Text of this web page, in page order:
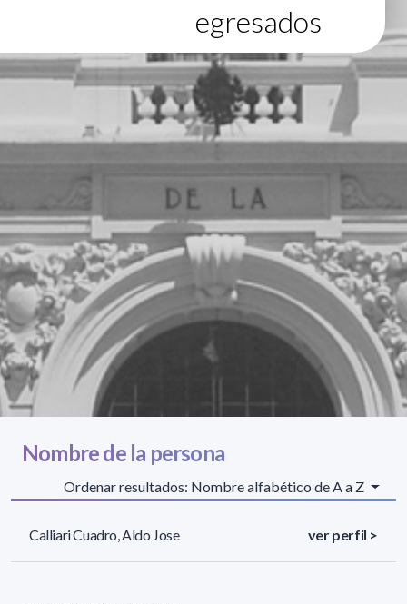
egresados
Nombre de la persona
Ordenar resultados: Nombre alfabético de A a Z
Calliari Cuadro, Aldo Jose ver perfil >